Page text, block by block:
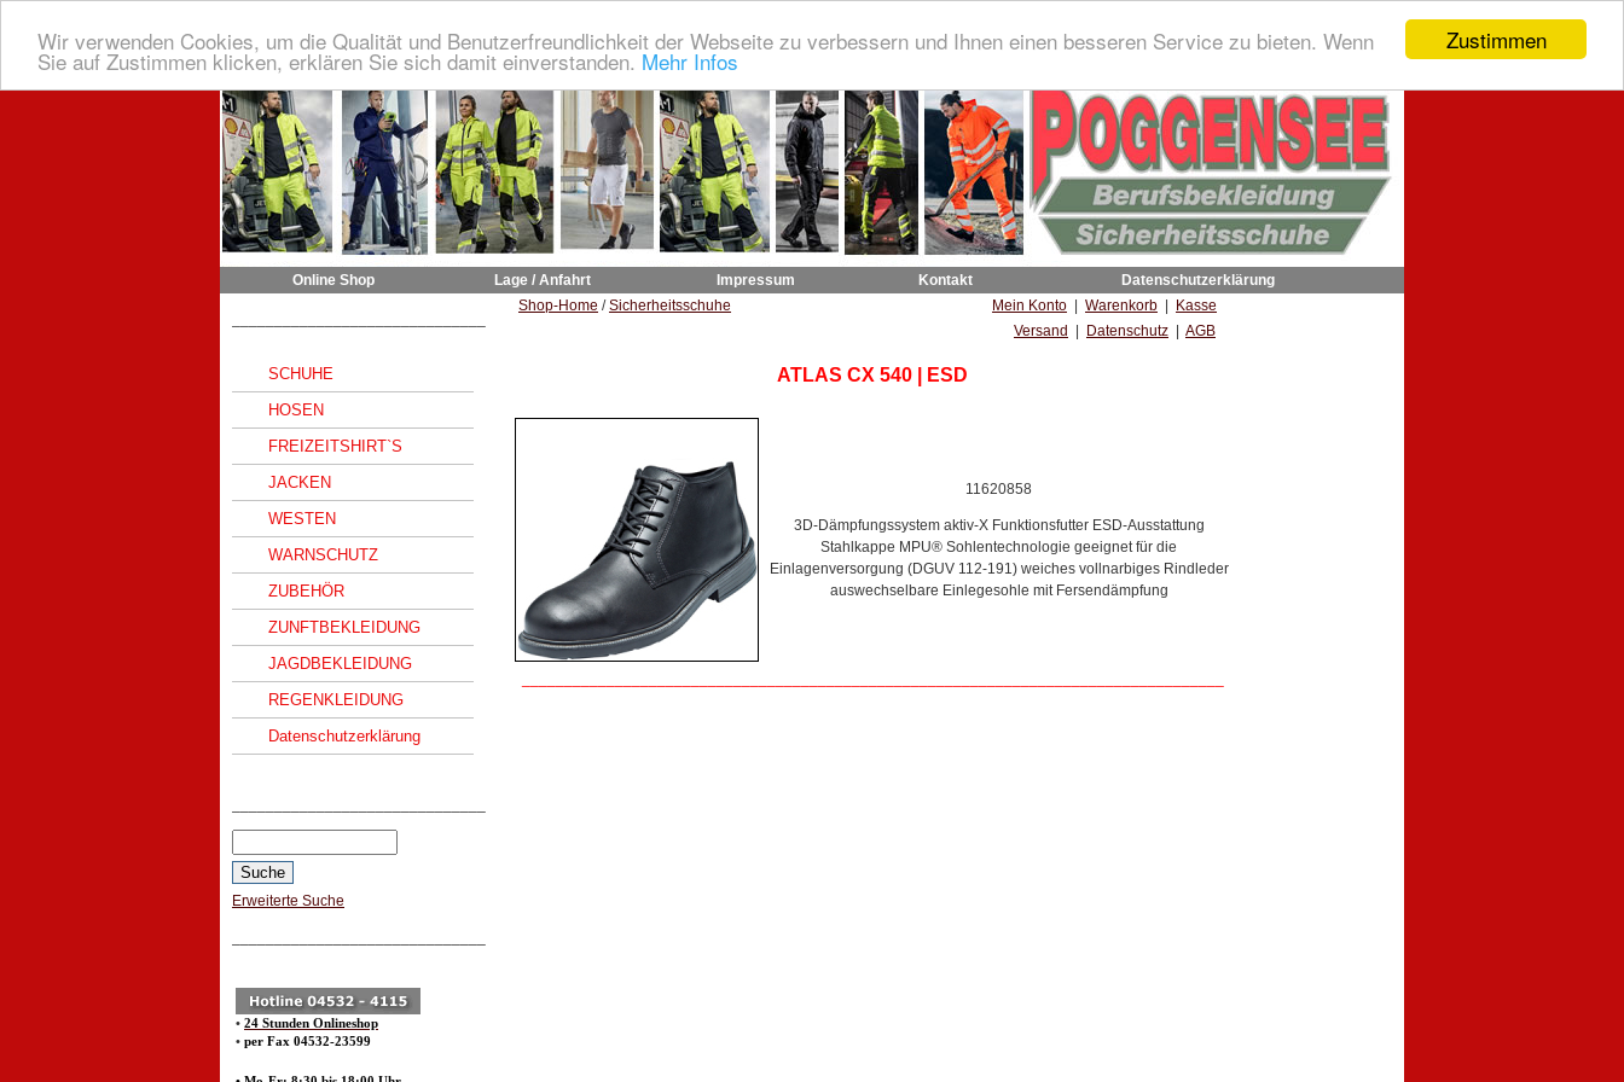
Zustimmen
Wir verwenden Cookies, um die Qualität und Benutzerfreundlichkeit der Webseite zu verbessern und Ihnen einen besseren Service zu bieten. Wenn
Sie auf Zustimmen klicken, erklären Sie sich damit einverstanden. Mehr Infos
Online Shop Lage / Anfahrt Impressum Kontakt Datenschutzerklärung
SCHUHE
HOSEN
FREIZEITSHIRT`S
JACKEN
WESTEN
WARNSCHUTZ
ZUBEHÖR
ZUNFTBEKLEIDUNG
JAGDBEKLEIDUNG
REGENKLEIDUNG
Datenschutzerklärung
Erweiterte Suche
• 24 Stunden Onlineshop
• per Fax 04532-23599
Shop-Home /Sicherheitsschuhe Mein Konto Warenkorb
Kasse
Versand
Datenschutz AGB
ATLAS CX 540 | ESD
11620858
3D-Dämpfungssystem aktiv-X Funktionsfutter ESD-Ausstattung
Stahlkappe MPU® Sohlentechnologie geeignet für die
Einlagenversorgung (DGUV 112-191) weiches vollnarbiges Rindleder
auswechselbare Einlegesohle mit Fersendämpfung